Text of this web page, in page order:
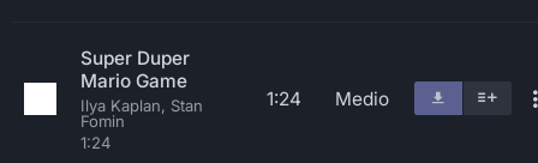
Super Duper
Mario Game
Ilya Kaplan, Stan
Fomin
1:24
1:24 Medio